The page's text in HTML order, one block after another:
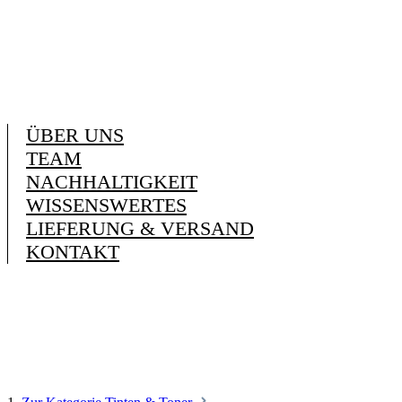
ÜBER UNS
TEAM
NACHHALTIGKEIT
WISSENSWERTES
LIEFERUNG & VERSAND
KONTAKT